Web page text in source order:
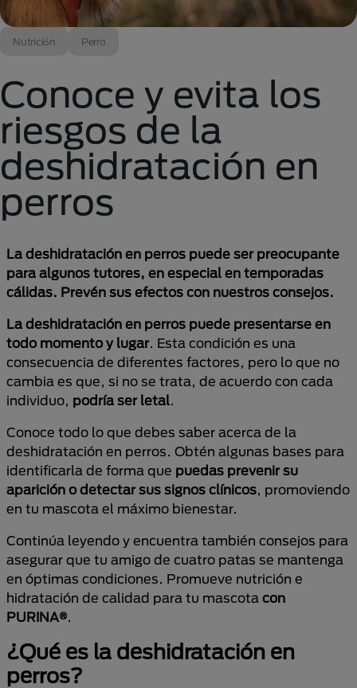
Nutrición Perro
Conoce y evita los
riesgos de la
deshidratación en
perros
La deshidratación en perros puede ser preocupante
para algunos tutores, en especial en temporadas
cálidas. Prevén sus efectos con nuestros consejos.
La deshidratación en perros puede presentarse en
todo momento y lugar. Esta condición es una
consecuencia de diferentes factores, pero lo que no
cambia es que, si no se trata, de acuerdo con cada
individuo, podría ser letal.
Conoce todo lo que debes saber acerca de la
deshidratación en perros. Obtén algunas bases para
identificarla de forma que puedas prevenir su
aparición o detectar sus signos clínicos, promoviendo
en tu mascota el máximo bienestar.
Continúa leyendo y encuentra también consejos para
asegurar que tu amigo de cuatro patas se mantenga
en óptimas condiciones. Promueve nutrición e
hidratación de calidad para tu mascota con
PURINA®.
¿Qué es la deshidratación en
perros?